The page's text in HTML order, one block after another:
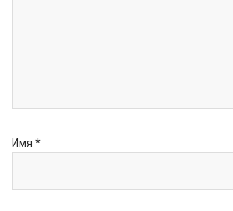
Имя *